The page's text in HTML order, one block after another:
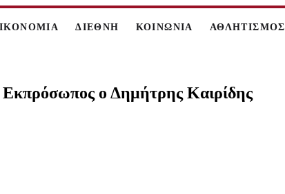
ΔΙΕΘΝΗ ΚΟΙΝΩΝΙΑ ΑΘΛΗΤΙΣΜΟΣ
Εκπρόσωπος ο Δημήτρης Καιρίδης